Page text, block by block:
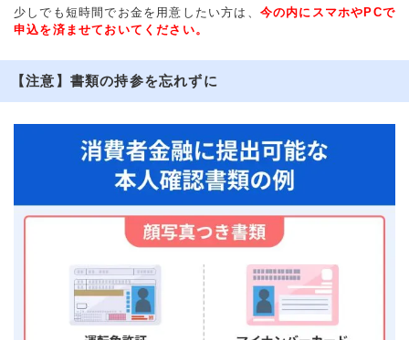
少しでも短時間でお金を用意したい方は、 今の内にスマホやPCで
申込を済ませておいてください。
【注意】書類の持参を忘れずに